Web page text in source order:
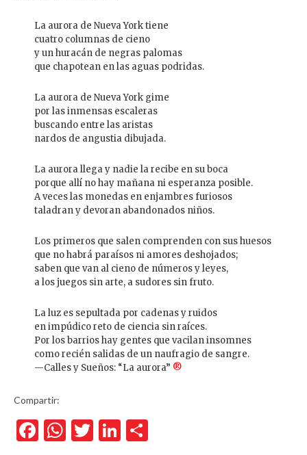
La aurora de Nueva York tiene
cuatro columnas de cieno
y un huracán de negras palomas
que chapotean en las aguas podridas.
La aurora de Nueva York gime
por las inmensas escaleras
buscando entre las aristas
nardos de angustia dibujada.
La aurora llega y nadie la recibe en su boca
porque allí no hay mañana ni esperanza posible.
A veces las monedas en enjambres furiosos
taladran y devoran abandonados niños.
Los primeros que salen comprenden con sus huesos
que no habrá paraísos ni amores deshojados;
saben que van al cieno de números y leyes,
a los juegos sin arte, a sudores sin fruto.
La luz es sepultada por cadenas y ruidos
en impúdico reto de ciencia sin raíces.
Por los barrios hay gentes que vacilan insomnes
como recién salidas de un naufragio de sangre.
—Calles y Sueños: “La aurora” ®
Compartir:
Facebook
WhatsApp
TwitterLinkedIn